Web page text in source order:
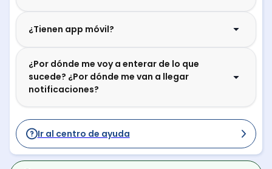
¿Tienen app móvil?
¿Por dónde me voy a enterar de lo que
sucede? ¿Por dónde me van a llegar
notificaciones?
Ir al centro de ayuda